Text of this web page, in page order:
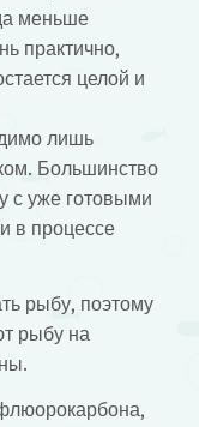
меньше
практично,
целой и
лишь
Большинство
с уже готовыми
в процессе
рыбу, поэтому
рыбу на